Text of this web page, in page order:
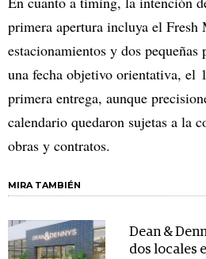
primera apertura incluya el
estacionamientos y dos
una fecha objetivo orientativa, el
primera entrega, aunque
calendario quedaron sujetas a la
obras y contratos.
MIRA TAMBIÉN
Dean &
dos locales